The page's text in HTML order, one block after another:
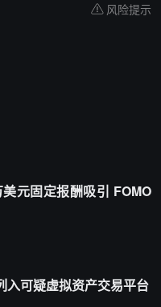
风险提示
元固定报酬吸引 FOMO
可疑虚拟资产交易平台